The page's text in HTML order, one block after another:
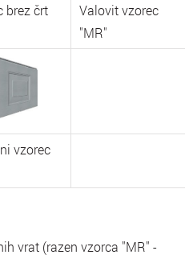
brez črt
Valovit vzorec
"MR"
vzorec
vrat (razen vzorca "MR" -